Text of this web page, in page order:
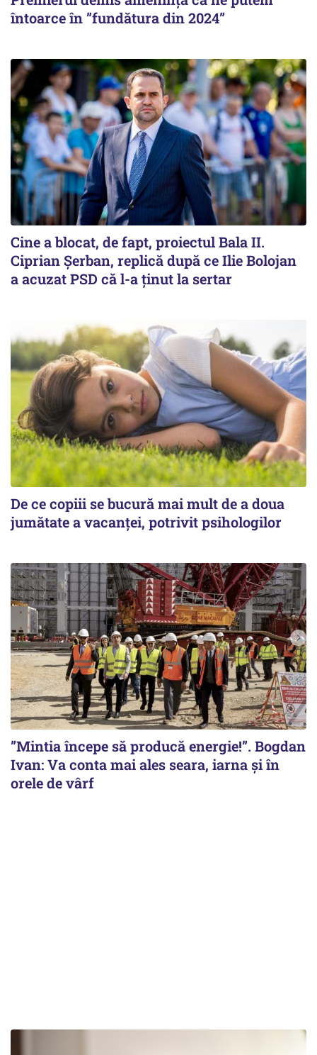
întoarce în ”fundătura din 2024”
Cine a blocat, de fapt, proiectul Bala II.
Ciprian Șerban, replică după ce Ilie Bolojan
a acuzat PSD că l-a ținut la sertar
De ce copiii se bucură mai mult de a doua
jumătate a vacanței, potrivit psihologilor
”Mintia începe să producă energie!”. Bogdan
Ivan: Va conta mai ales seara, iarna și în
orele de vârf